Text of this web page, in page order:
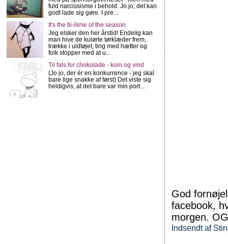
God
facebook,
morgen.
Indsendt af
fuld narcissisme i behold. Jo jo, det kan
godt lade sig gøre. I pre...
It's the tii-iiime of the season
Jeg elsker den her årstid! Endelig kan
man hive de kulørte tørklæder frem,
trække i uldtøjet, ting med hætter og
folk stopper med at u...
Til fals for chokolade - kom og vind
(Jo jo, der ér en konkurrence - jeg skal
bare lige snakke af først) Det viste sig
heldigvis, at det bare var min port...